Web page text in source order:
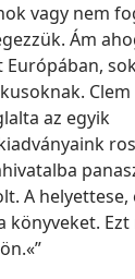
vagy nem
Ám
Clem
az egyik
A helyettese,
könyveket.